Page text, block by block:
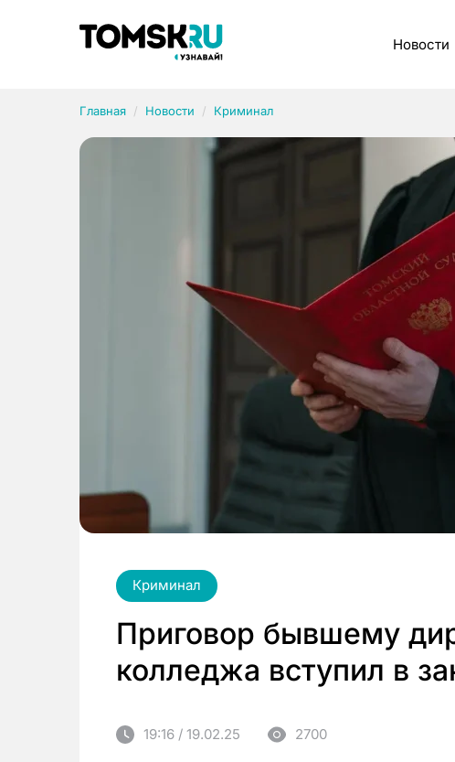
Новости
Главная Новости Криминал
Криминал
Приговор бывшему
колледжа вступил в
19:16 / 19.02.25 2700
Рубрики